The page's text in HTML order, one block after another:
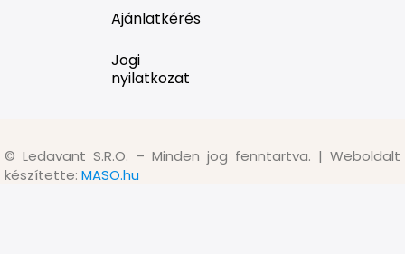
Ajánlatkérés
Jogi
nyilatkozat
© Ledavant S.R.O. – Minden jog fenntartva. | Weboldalt
készítette: MASO.hu